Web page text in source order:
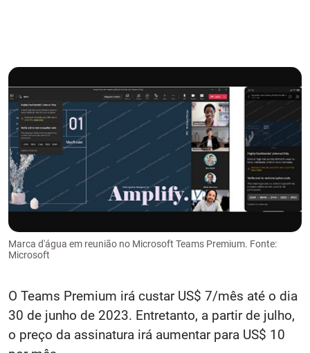
Marca d'água em reunião no Microsoft Teams Premium. Fonte:
Microsoft
O Teams Premium irá custar US$ 7/mês até o dia
30 de junho de 2023. Entretanto, a partir de julho,
o preço da assinatura irá aumentar para US$ 10